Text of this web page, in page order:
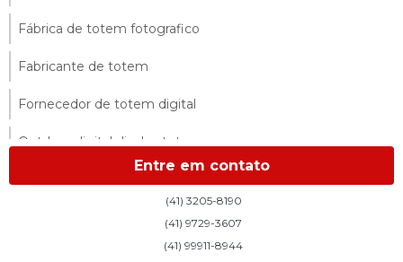
Fábrica de totem fotografico
Fabricante de totem
Fornecedor de totem digital
Outdoor digital display totem
Preço de totem interativo
Sistema de fila de atendimento
Entre em contato
(41) 3205-8190
(41) 9729-3607
(41) 99911-8944